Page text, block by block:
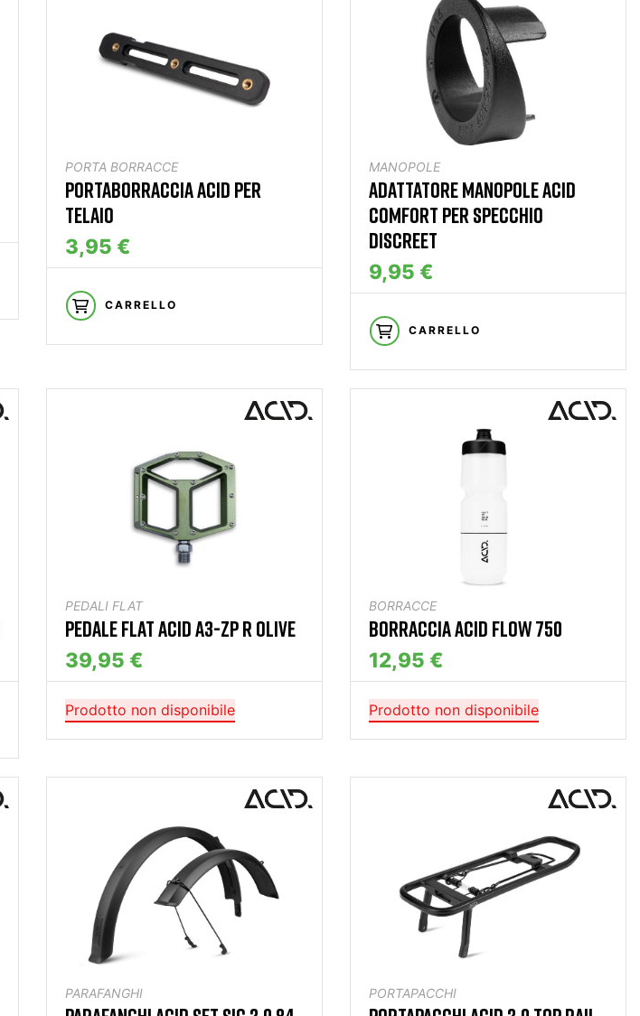
PORTA BORRACCE
PORTABORRACCIA ACID PER
TELAIO
3,95 €
CARRELLO
MANOPOLE
ADATTATORE MANOPOLE ACID
COMFORT PER SPECCHIO
DISCREET
9,95 €
CARRELLO
PEDALI FLAT
PEDALE FLAT ACID A3-ZP R OLIVE
39,95 €
Prodotto non disponibile
BORRACCE
BORRACCIA ACID FLOW 750
12,95 €
Prodotto non disponibile
PARAFANGHI PORTAPACCHI